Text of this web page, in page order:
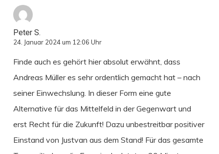
Peter S.
24. Januar 2024 um 12:06 Uhr
Finde auch es gehört hier absolut erwähnt, dass
Andreas Müller es sehr ordentlich gemacht hat – nach
seiner Einwechslung. In dieser Form eine gute
Alternative für das Mittelfeld in der Gegenwart und
erst Recht für die Zukunft! Dazu unbestreitbar positiver
Einstand von Justvan aus dem Stand! Für das gesamte